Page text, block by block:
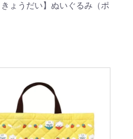
きょうだい】ぬいぐるみ（ポ